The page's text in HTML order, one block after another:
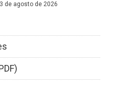
de agosto de 2026